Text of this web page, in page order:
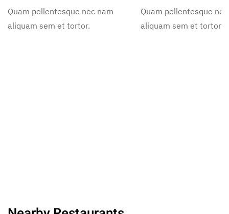
Quam pellentesque nec nam
aliquam sem et tortor.
Quam pellentesque
aliquam sem et tortor.